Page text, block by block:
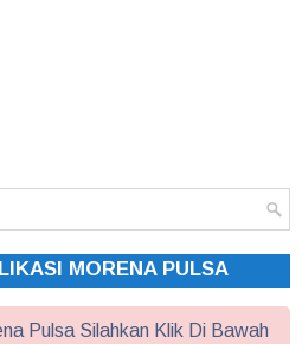
MORENA PULSA
Pulsa Silahkan Klik Di Bawah